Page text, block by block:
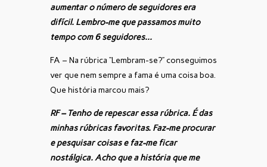
aumentar o número de seguidores era
difícil. Lembro-me que passamos muito
tempo com 6 seguidores…
FA – Na rúbrica “Lembram-se?” conseguimos
ver que nem sempre a fama é uma coisa boa.
Que história marcou mais?
RF – Tenho de repescar essa rúbrica. É das
minhas rúbricas favoritas. Faz-me procurar
e pesquisar coisas e faz-me ficar
nostálgica. Acho que a história que me